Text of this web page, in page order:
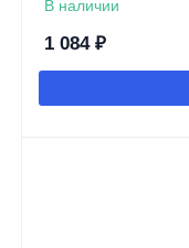
В наличии
1 084 ₽